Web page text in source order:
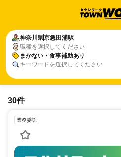
神奈川県京急田浦駅
職種を選択してください
まかない・食事補助あり
キーワードを選択してください
30件
業務委託